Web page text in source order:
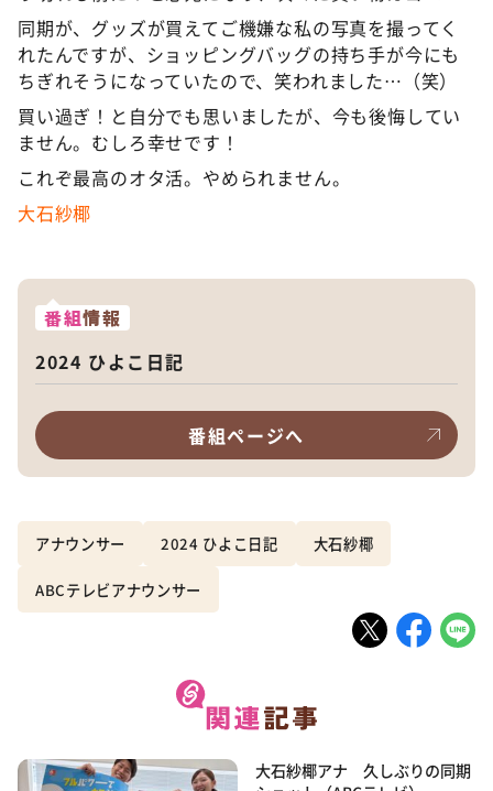
同期が、グッズが買えてご機嫌な私の写真を撮ってく
れたんですが、ショッピングバッグの持ち手が今にも
ちぎれそうになっていたので、笑われました…（笑）
買い過ぎ！と自分でも思いましたが、今も後悔してい
ません。むしろ幸せです！
これぞ最高のオタ活。やめられません。
大石紗椰
番組情報
2024 ひよこ日記
番組ページへ
アナウンサー 2024 ひよこ日記 大石紗椰
ABCテレビアナウンサー
大石紗椰アナ 久しぶりの同期